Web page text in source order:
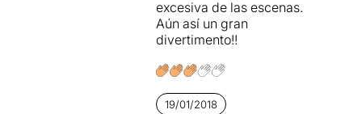
excesiva de las escenas.
Aún así un gran
divertimento!!
19/01/2018